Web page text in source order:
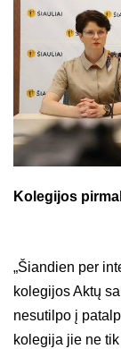
Kolegijos
„Šiandien per
kolegijos Aktų
nesutilpo į
kolegija jie ne